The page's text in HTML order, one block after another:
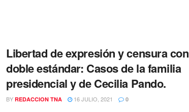
Libertad de expresión y censura con
doble estándar: Casos de la familia
presidencial y de Cecilia Pando.
BY REDACCION TNA 16 JULIO, 2021 0